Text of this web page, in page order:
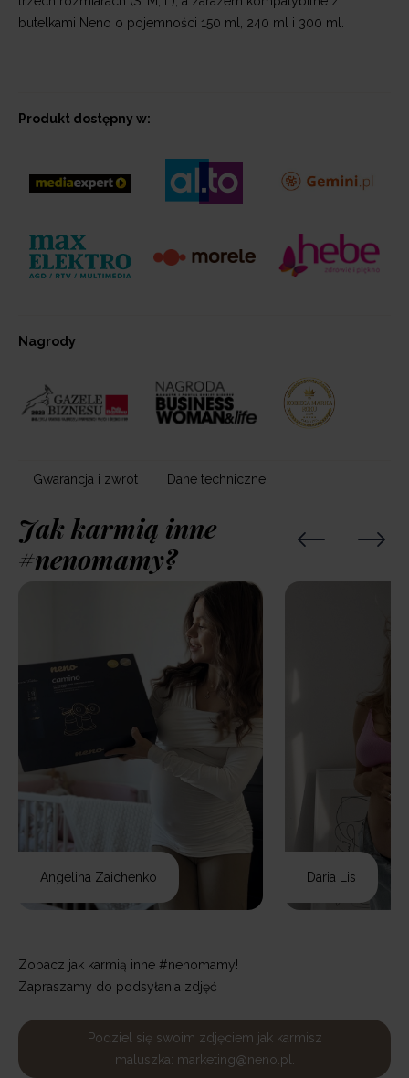
butelkami Neno o pojemności 150 ml, 240 ml i 300 ml.
Produkt dostępny w:
Nagrody
Gwarancja i zwrot Dane techniczne
Jak karmią inne
#nenomamy?
Angelina Zaichenko Daria Lis
Zobacz jak karmią inne #nenomamy!
Zapraszamy do podsyłania zdjęć
Podziel się swoim zdjęciem jak karmisz
maluszka: marketing@neno.pl.